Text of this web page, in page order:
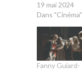
19 mai 2024
Dans "Cinéma"
Fanny Guiard-